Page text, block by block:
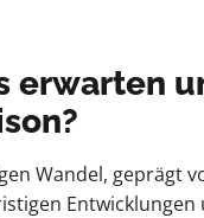
erwarten
Wandel, geprägt
Entwicklungen